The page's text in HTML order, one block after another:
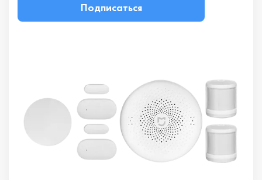
Подписаться